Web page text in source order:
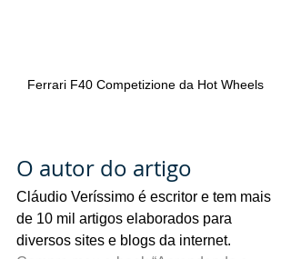
Ferrari F40 Competizione da Hot Wheels
O autor do artigo
Cláudio Veríssimo é escritor e tem mais
de 10 mil artigos elaborados para
diversos sites e blogs da internet.